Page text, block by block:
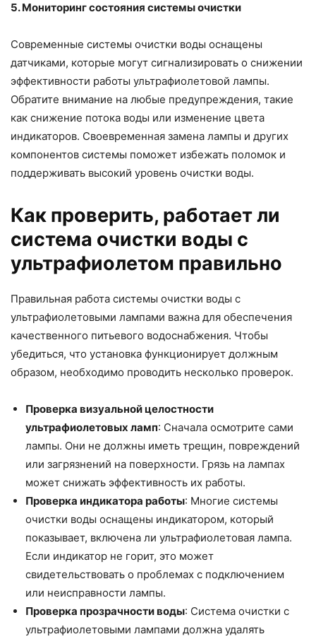
5. Мониторинг состояния системы очистки
Современные системы очистки воды оснащены
датчиками, которые могут сигнализировать о снижении
эффективности работы ультрафиолетовой лампы.
Обратите внимание на любые предупреждения, такие
как снижение потока воды или изменение цвета
индикаторов. Своевременная замена лампы и других
компонентов системы поможет избежать поломок и
поддерживать высокий уровень очистки воды.
Как проверить, работает ли
система очистки воды с
ультрафиолетом правильно
Правильная работа системы очистки воды с
ультрафиолетовыми лампами важна для обеспечения
качественного питьевого водоснабжения. Чтобы
убедиться, что установка функционирует должным
образом, необходимо проводить несколько проверок.
Проверка визуальной целостности
ультрафиолетовых ламп: Сначала осмотрите сами
лампы. Они не должны иметь трещин, повреждений
или загрязнений на поверхности. Грязь на лампах
может снижать эффективность их работы.
Проверка индикатора работы: Многие системы
очистки воды оснащены индикатором, который
показывает, включена ли ультрафиолетовая лампа.
Если индикатор не горит, это может
свидетельствовать о проблемах с подключением
или неисправности лампы.
Проверка прозрачности воды: Система очистки с
ультрафиолетовыми лампами должна удалять